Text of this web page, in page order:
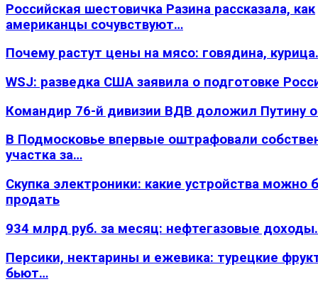
Российская шестовичка Разина рассказала, как
американцы сочувствуют…
Почему растут цены на мясо: говядина,
WSJ: разведка США заявила о подготовке
Командир 76-й дивизии ВДВ доложил Путину
В Подмосковье впервые оштрафовали
участка за…
Скупка электроники: какие устройства можно
продать
934 млрд руб. за месяц: нефтегазовые
Персики, нектарины и ежевика: турецкие
бьют…